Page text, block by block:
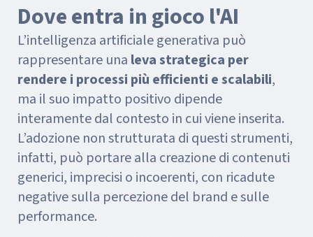
Dove entra in gioco l'AI
L’intelligenza artificiale generativa può
rappresentare una leva strategica per
rendere i processi più efficienti e scalabili,
ma il suo impatto positivo dipende
interamente dal contesto in cui viene inserita.
L’adozione non strutturata di questi strumenti,
infatti, può portare alla creazione di contenuti
generici, imprecisi o incoerenti, con ricadute
negative sulla percezione del brand e sulle
performance.